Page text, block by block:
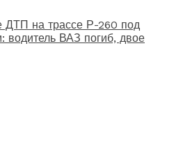
ДТП на трассе Р-260 под
водитель ВАЗ погиб, двое